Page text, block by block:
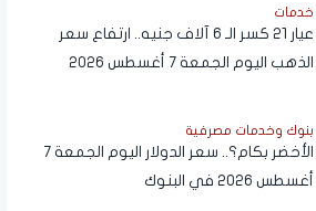
خدمات
عيار 21 كسر الـ 6 آلاف جنيه.. ارتفاع سعر
الذهب اليوم الجمعة 7 أغسطس 2026
بنوك وخدمات مصرفية
الأخضر بكام؟.. سعر الدولار اليوم الجمعة 7
أغسطس 2026 في البنوك